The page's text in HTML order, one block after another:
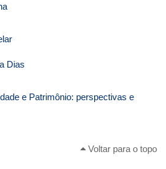
Dias
e Patrimônio: perspectivas e
Voltar para o topo